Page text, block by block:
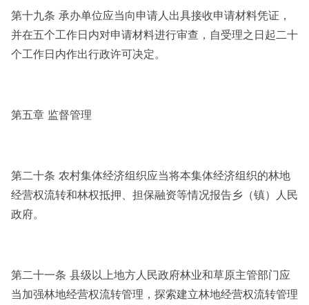
第十九条 承办单位应当向申请人出具接收申请材料凭证，
并在五个工作日内对申请材料进行审查，自受理之日起二十
个工作日内作出行政许可决定。
第五章 监督管理
第二十条 农村集体经济组织应当将本集体经济组织的林地
经营权流转和林权抵押、担保融资等情况报告乡（镇）人民
政府。
第二十一条 县级以上地方人民政府林业和草原主管部门应
当加强林地经营权流转管理，探索建立林地经营权流转管理